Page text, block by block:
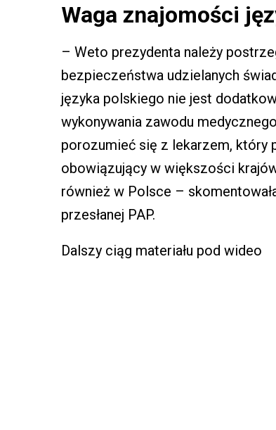
Waga znajomości
– Weto prezydenta należy
bezpieczeństwa udzielanych
języka polskiego nie jest
wykonywania zawodu
porozumieć się z lekarzem, który
obowiązujący w większości
również w Polsce –
przesłanej PAP.
Dalszy ciąg materiału pod wideo